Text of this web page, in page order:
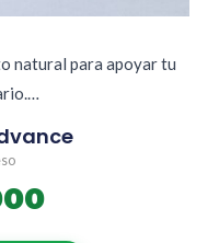
natural para apoyar tu